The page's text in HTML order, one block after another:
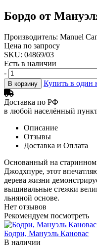
Бордо от
Производитель: Manuel
Цена по запросу
SKU: 04869/03
Есть в наличии
-
В корзину Купить в один
Доставка по РФ
в любой населённый пункт
Описание
Отзывы
Доставка и Оплата
Основанный на старинном
Джодхпуре, этот
дерева жизни
вышивальные стежки
льняной основе.
Нет отзывов
Рекомендуем посмотреть
Бодри, Мануэль Кановас
В наличии